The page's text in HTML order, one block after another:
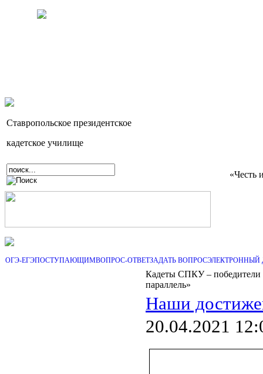
Ставропольское президентское
кадетское училище
«Честь
ОГЭ-ЕГЭПОСТУПАЮЩИМВОПРОС-ОТВЕТЗАДАТЬ ВОПРОСЭЛЕКТРОННЫЙ
Кадеты СПКУ – победители
параллель»
Наши
20.04.2021